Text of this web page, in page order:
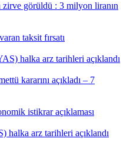
görüldü : 3 milyon liranın
taksit fırsatı
halka arz tarihleri açıklandı
kararını açıkladı – 7
istikrar açıklaması
halka arz tarihleri açıklandı